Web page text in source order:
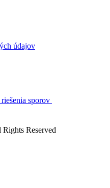
údajov
sporov
Reserved